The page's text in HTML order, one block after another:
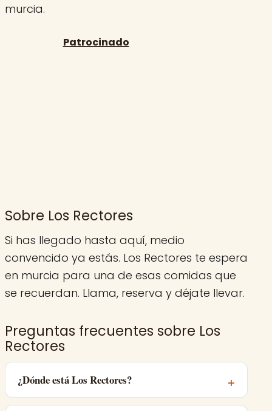
murcia.
Sobre Los Rectores
Si has llegado hasta aquí, medio
convencido ya estás. Los Rectores te espera
en murcia para una de esas comidas que
se recuerdan. Llama, reserva y déjate llevar.
Preguntas frecuentes sobre Los
Rectores
¿Dónde está Los Rectores?